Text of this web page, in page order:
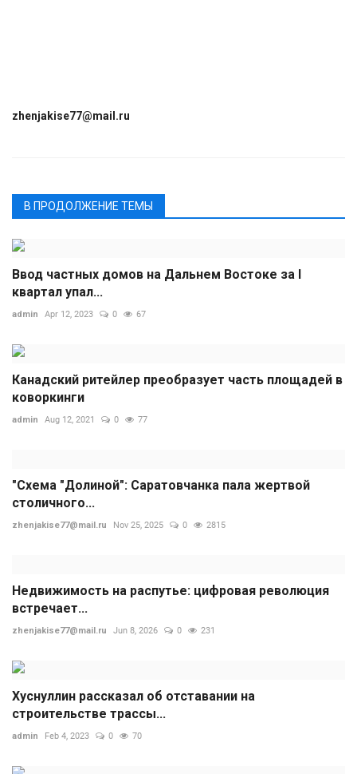
zhenjakise77@mail.ru
В ПРОДОЛЖЕНИЕ ТЕМЫ
Ввод частных домов на Дальнем Востоке за I
квартал упал...
admin Apr 12, 2023 0 67
Канадский ритейлер преобразует часть площадей в
коворкинги
admin Aug 12, 2021 0 77
"Схема "Долиной": Саратовчанка пала жертвой
столичного...
zhenjakise77@mail.ru Nov 25, 2025 0 2815
Недвижимость на распутье: цифровая революция
встречает...
zhenjakise77@mail.ru Jun 8, 2026 0 231
Хуснуллин рассказал об отставании на
строительстве трассы...
admin Feb 4, 2023 0 70